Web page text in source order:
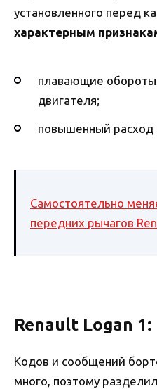
установленного перед
характерным
плавающие обороты
двигателя;
повышенный расход
Самостоятельно
передних рычагов
Renault Logan
Кодов и сообщений
много, поэтому